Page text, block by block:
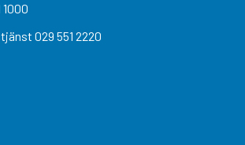
1000
029 551 2220